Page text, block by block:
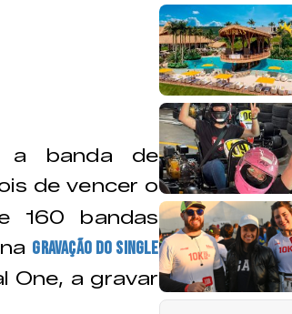
a banda de
de vencer o
160 bandas
gravação do single
One, a gravar